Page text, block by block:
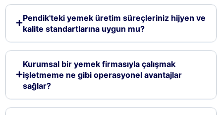
Pendik'teki yemek üretim süreçleriniz hijyen ve
kalite standartlarına uygun mu?
Kurumsal bir yemek firmasıyla çalışmak
işletmeme ne gibi operasyonel avantajlar
sağlar?